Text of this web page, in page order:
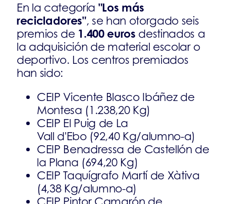
En la categoría "Los más
recicladores", se han otorgado seis
premios de 1.400 euros destinados a
la adquisición de material escolar o
deportivo. Los centros premiados
han sido:
CEIP Vicente Blasco Ibáñez de
Montesa (1.238,20 Kg)
CEIP El Puig de La
Vall d'Ebo (92,40 Kg/alumno-a)
CEIP Benadressa de Castellón de
la Plana (694,20 Kg)
CEIP Taquígrafo Martí de Xàtiva
(4,38 Kg/alumno-a)